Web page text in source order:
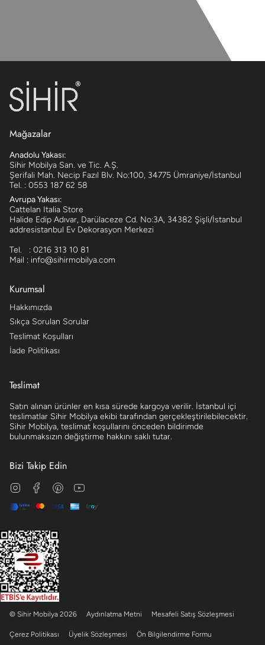
Mağazalar
Anadolu Yakası:
Sihir Mobilya San. ve Tic. A.Ş.
Şerifali Mah. Necip Fazıl Blv. No:100, 34775 Ümraniye/İstanbul
Tel. : 0553 187 62 58
Avrupa Yakası:
Cattelan Italia Store
Halide Edip Adıvar, Darülaceze Cd. No:3A, 34382 Şişli/İstanbul
addresistanbul Ev Dekorasyon Merkezi
Tel. : 0216 313 10 81
Mail : info@sihirmobilya.com
Kurumsal
Hakkımızda
Sıkça Sorulan Sorular
Teslimat Koşulları
İade Politikası
Teslimat
Satın alınan ürünler en kısa sürede kargoya verilir. İstanbul içi
teslimatlar Sihir Mobilya ekibi tarafından gerçekleştirilebilecektir.
Sihir Mobilya, teslimat koşullarını önceden bildirimde
bulunmaksızın değiştirme hakkını saklı tutar.
Bizi Takip Edin
InstagramFacebookPinterest
© Sihir Mobilya 2026 Aydınlatma Metni Mesafeli Satış Sözleşmesi
Çerez Politikası Üyelik Sözleşmesi Ön Bilgilendirme Formu